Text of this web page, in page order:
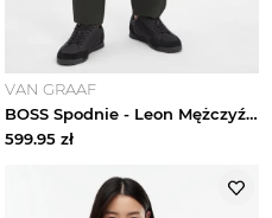
VAN GRAAF
BOSS Spodnie - Leon Mężczyźni Regular Fit wełna ze strzyży zielony
599.95 zł